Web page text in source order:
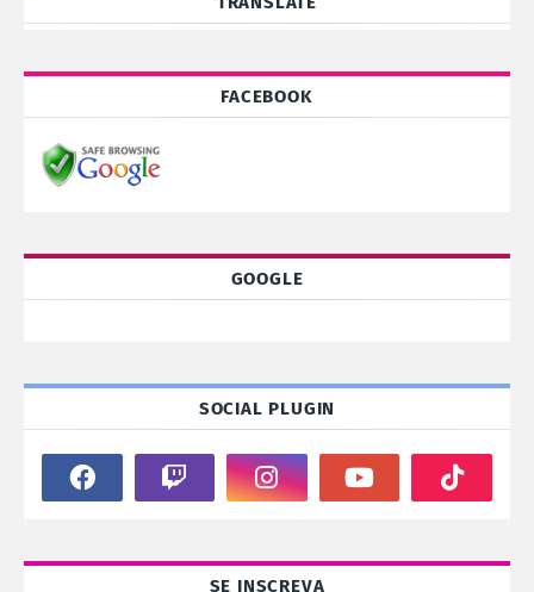
FACEBOOK
GOOGLE
SOCIAL PLUGIN
SE INSCREVA